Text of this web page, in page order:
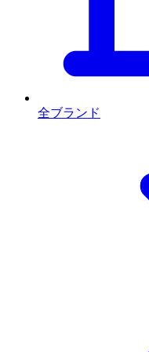
全ブランド